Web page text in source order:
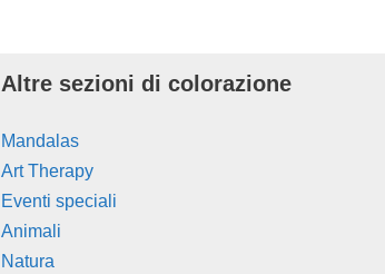
Altre sezioni di colorazione
Mandalas
Art Therapy
Eventi speciali
Animali
Natura